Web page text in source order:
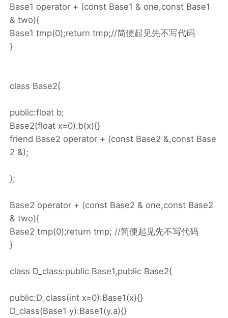
Base1 operator + (const Base1 & one,const Base1
& two){
Base1 tmp(0);return tmp;//简便起见先不写代码
}
class Base2{
public:float b;
Base2(float x=0):b(x){}
friend Base2 operator + (const Base2 &,const Base
2 &);
};
Base2 operator + (const Base2 & one,const Base2
& two){
Base2 tmp(0);return tmp; //简便起见先不写代码
}
class D_class:public Base1,public Base2{
public:D_class(int x=0):Base1(x){}
D_class(Base1 y):Base1(y.a){}